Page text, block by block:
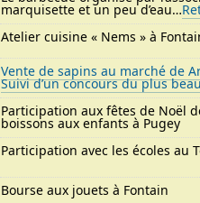
marquisette et un peu d’eau…
Atelier cuisine « Nems » à
Vente de sapins au marché de
Suivi d’un concours du plus
Participation aux fêtes de Noël
boissons aux enfants à Pugey
Participation avec les écoles au
Bourse aux jouets à Fontain